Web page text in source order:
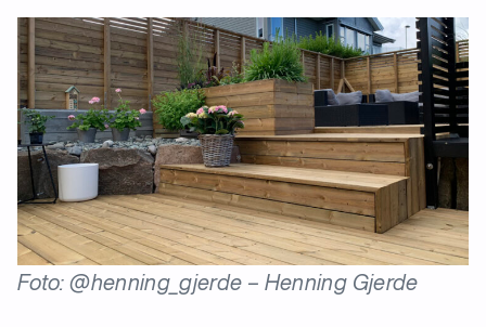
Foto: @henning_gjerde – Henning Gjerde